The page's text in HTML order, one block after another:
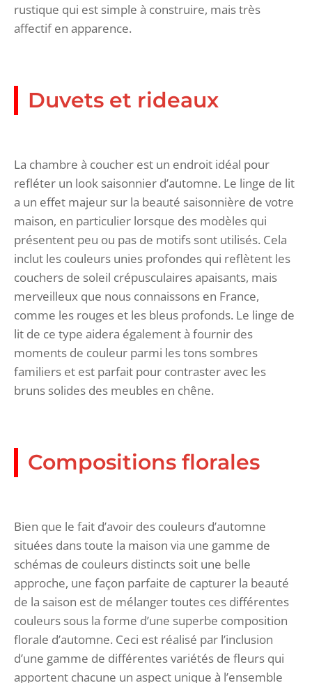
rustique qui est simple à construire, mais très
affectif en apparence.
Duvets et rideaux
La chambre à coucher est un endroit idéal pour
refléter un look saisonnier d’automne. Le linge de lit
a un effet majeur sur la beauté saisonnière de votre
maison, en particulier lorsque des modèles qui
présentent peu ou pas de motifs sont utilisés. Cela
inclut les couleurs unies profondes qui reflètent les
couchers de soleil crépusculaires apaisants, mais
merveilleux que nous connaissons en France,
comme les rouges et les bleus profonds. Le linge de
lit de ce type aidera également à fournir des
moments de couleur parmi les tons sombres
familiers et est parfait pour contraster avec les
bruns solides des meubles en chêne.
Compositions florales
Bien que le fait d’avoir des couleurs d’automne
situées dans toute la maison via une gamme de
schémas de couleurs distincts soit une belle
approche, une façon parfaite de capturer la beauté
de la saison est de mélanger toutes ces différentes
couleurs sous la forme d’une superbe composition
florale d’automne. Ceci est réalisé par l’inclusion
d’une gamme de différentes variétés de fleurs qui
apportent chacune un aspect unique à l’ensemble